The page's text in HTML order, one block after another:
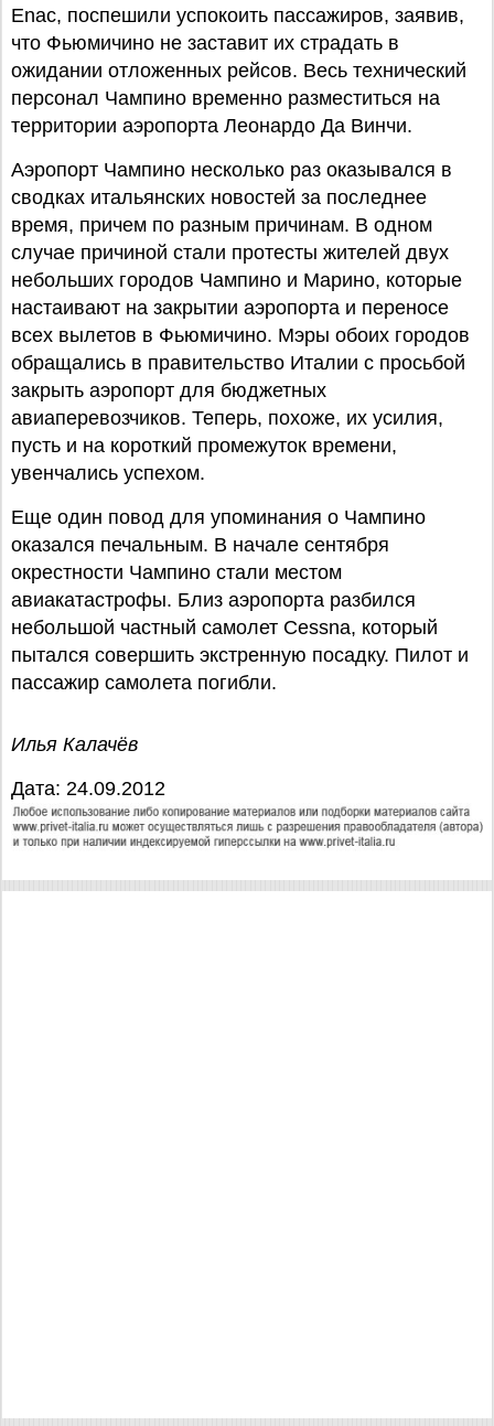
Enaс, поспешили успокоить пассажиров, заявив,
что Фьюмичино не заставит их страдать в
ожидании отложенных рейсов. Весь технический
персонал Чампино временно разместиться на
территории аэропорта Леонардо Да Винчи.
Аэропорт Чампино несколько раз оказывался в
сводках итальянских новостей за последнее
время, причем по разным причинам. В одном
случае причиной стали протесты жителей двух
небольших городов Чампино и Марино, которые
настаивают на закрытии аэропорта и переносе
всех вылетов в Фьюмичино. Мэры обоих городов
обращались в правительство Италии с просьбой
закрыть аэропорт для бюджетных
авиаперевозчиков. Теперь, похоже, их усилия,
пусть и на короткий промежуток времени,
увенчались успехом.
Еще один повод для упоминания о Чампино
оказался печальным. В начале сентября
окрестности Чампино стали местом
авиакатастрофы. Близ аэропорта разбился
небольшой частный самолет Cessna, который
пытался совершить экстренную посадку. Пилот и
пассажир самолета погибли.
Илья Калачёв
Дата: 24.09.2012